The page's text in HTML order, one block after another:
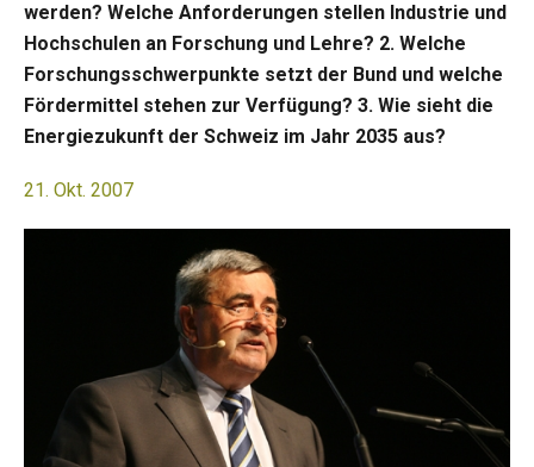
werden? Welche Anforderungen stellen Industrie und
Hochschulen an Forschung und Lehre? 2. Welche
Forschungsschwerpunkte setzt der Bund und welche
Fördermittel stehen zur Verfügung? 3. Wie sieht die
Energiezukunft der Schweiz im Jahr 2035 aus?
21. Okt. 2007